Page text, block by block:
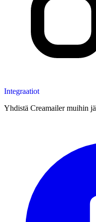
Integraatiot
Yhdistä Creamailer muihin